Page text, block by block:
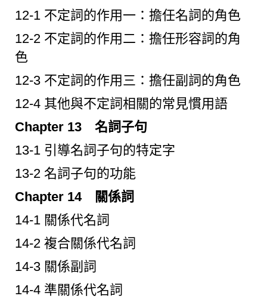
12-1 不定詞的作用一：擔任名詞的角色
12-2 不定詞的作用二：擔任形容詞的角
色
12-3 不定詞的作用三：擔任副詞的角色
12-4 其他與不定詞相關的常見慣用語
Chapter 13 名詞子句
13-1 引導名詞子句的特定字
13-2 名詞子句的功能
Chapter 14 關係詞
14-1 關係代名詞
14-2 複合關係代名詞
14-3 關係副詞
14-4 準關係代名詞